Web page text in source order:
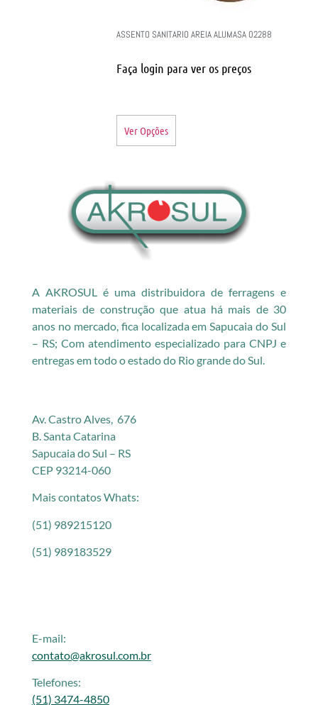
ASSENTO SANITARIO AREIA ALUMASA 02288
Faça login para ver os preços
Ver Opções
A AKROSUL é uma distribuidora de ferragens e
materiais de construção que atua há mais de 30
anos no mercado, fica localizada em Sapucaia do Sul
– RS; Com atendimento especializado para CNPJ e
entregas em todo o estado do Rio grande do Sul.
Av. Castro Alves, 676
B. Santa Catarina
Sapucaia do Sul – RS
CEP 93214-060
Mais contatos Whats:
(51) 989215120
(51) 989183529
E-mail:
contato@akrosul.com.br
Telefones:
(51) 3474-4850